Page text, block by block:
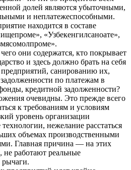
долей являются убыточными,
и неплатежеспособными.
находится в составе
«Узбекенгилсаноате»,
они содержатся, кто покрывает
и здесь должно брать на себя
санированию их,
по платежам в
кредитной задолженности?
очевидны. Это прежде всего
к требованиям и условиям
уровень организации
нежелание расстаться
объемах производственными
Главная причина — на этих
не работают реальные
рычаги.